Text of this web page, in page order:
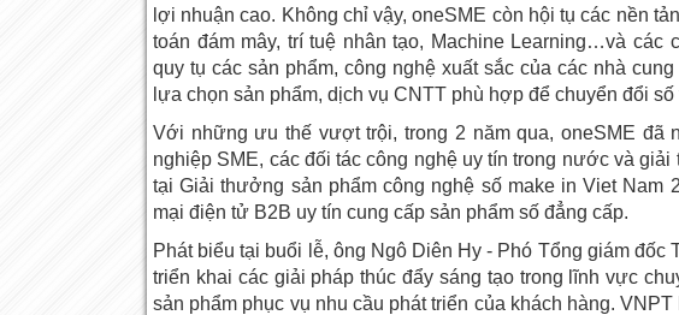
lợi nhuận cao. Không chỉ vậy, oneSME còn hội tụ các nền
toán đám mây, trí tuệ nhân tạo, Machine Learning…và các
quy tụ các sản phẩm, công nghệ xuất sắc của các nhà
lựa chọn sản phẩm, dịch vụ CNTT phù hợp để chuyển đổi
Với những ưu thế vượt trội, trong 2 năm qua, oneSME đã
nghiệp SME, các đối tác công nghệ uy tín trong nước và
tại Giải thưởng sản phẩm công nghệ số make in Viet Nam
mại điện tử B2B uy tín cung cấp sản phẩm số đẳng cấp.
Phát biểu tại buổi lễ, ông Ngô Diên Hy - Phó Tổng giám
triển khai các giải pháp thúc đẩy sáng tạo trong lĩnh vực
sản phẩm phục vụ nhu cầu phát triển của khách hàng.